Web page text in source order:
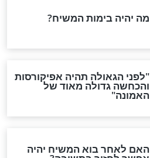
לוחמי מילואים
לבנון
החשאי של טראמפ
בלי שקיפות ועם הרבה
שאלה